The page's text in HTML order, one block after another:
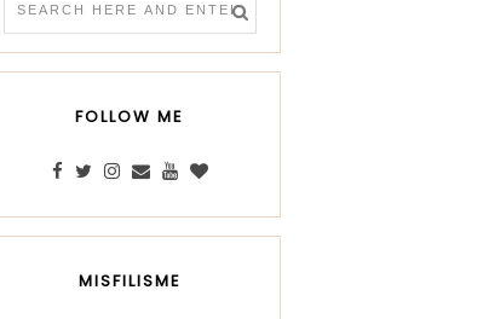
FOLLOW ME
MISFILISME